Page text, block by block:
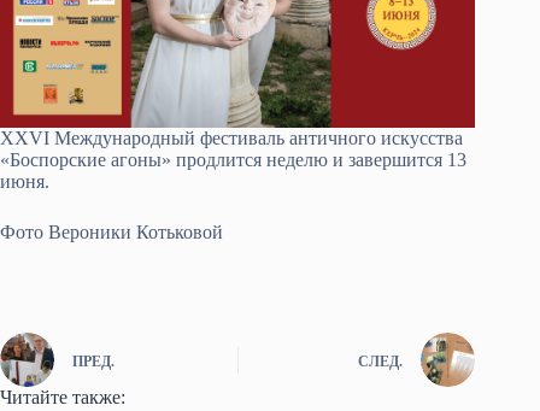
XXVI Международный фестиваль античного искусства
«Боспорские агоны» продлится неделю и завершится 13
июня.
Фото Вероники Котьковой
ПРЕД. СЛЕД.
Читайте также: